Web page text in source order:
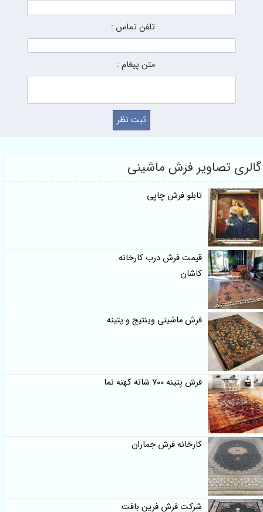
تلفن تماس :
متن پیغام :
گالری تصاویر فرش ماشینی
تابلو فرش چاپی
قیمت فرش درب کارخانه
کاشان
فرش ماشینی وینتیج و پتینه
فرش پتینه 700 شانه کهنه نما
کارخانه فرش جماران
شرکت فرش فرین بافت